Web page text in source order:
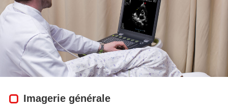
Imagerie générale